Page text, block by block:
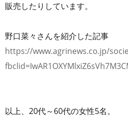
販売したりしています。
野口菜々さんを紹介した記事
https://www.agrinews.co.jp/
以上、20代～60代の女性5名。